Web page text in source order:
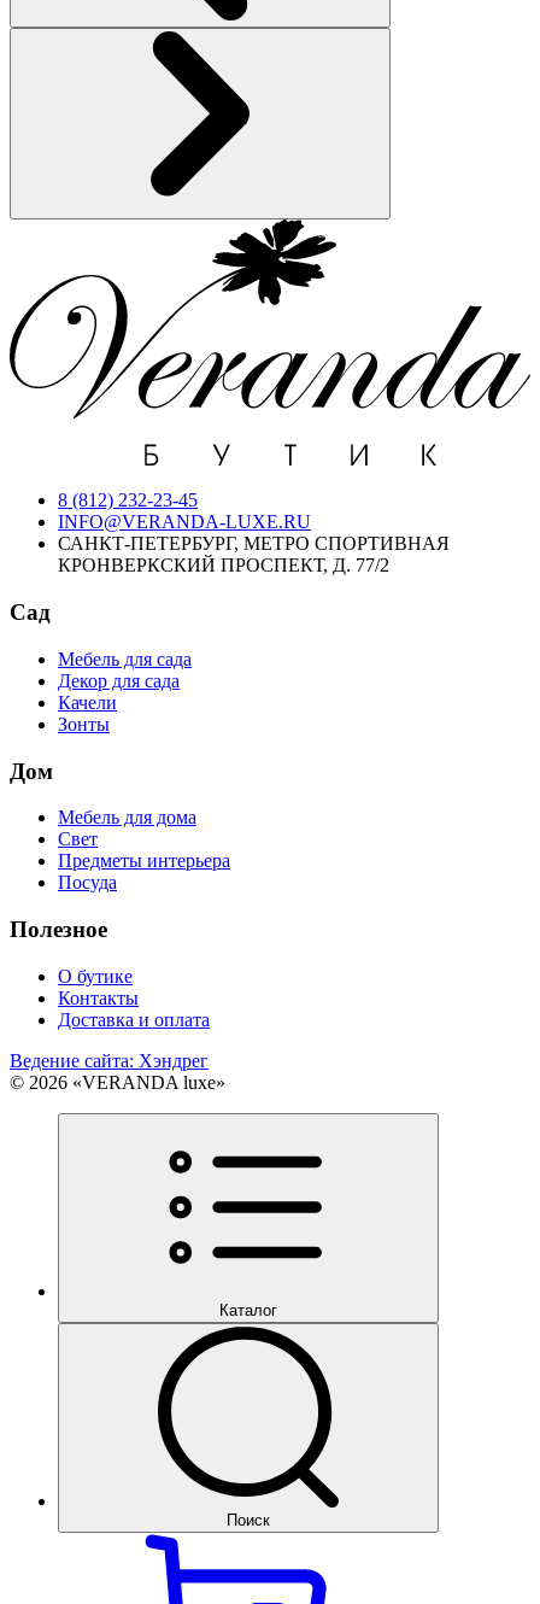
8 (812) 232-23-45
INFO@VERANDA-LUXE.RU
САНКТ-ПЕТЕРБУРГ, МЕТРО СПОРТИВНАЯ
КРОНВЕРКСКИЙ ПРОСПЕКТ, Д. 77/2
Сад
Мебель для сада
Декор для сада
Качели
Зонты
Дом
Мебель для дома
Свет
Предметы интерьера
Посуда
Полезное
О бутике
Контакты
Доставка и оплата
Ведение сайта: Хэндрег
© 2026 «VERANDA luxe»
Каталог
Поиск